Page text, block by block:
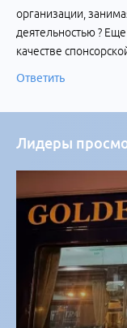
организации,
деятельностью ?
качестве
Ответить
Лидеры